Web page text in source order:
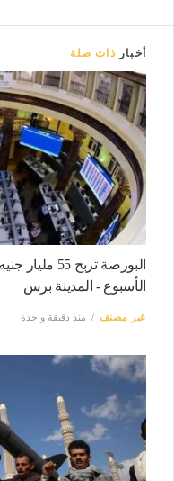
أخبار ذات صلة
البورصة
الأسبوع - المدينة برس
غير مصنف منذ دقيقة واحدة